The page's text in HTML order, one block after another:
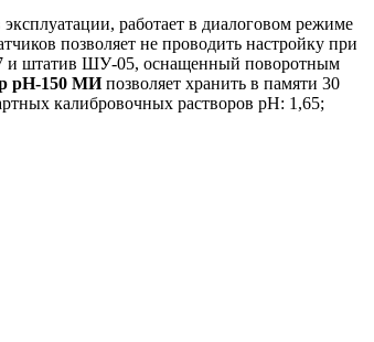
работает в диалоговом режиме
позволяет не проводить настройку при
и штатив ШУ-05, оснащенный поворотным
рН-150 МИпозволяет хранить в памяти 30
калибровочных растворов рН: 1,65;